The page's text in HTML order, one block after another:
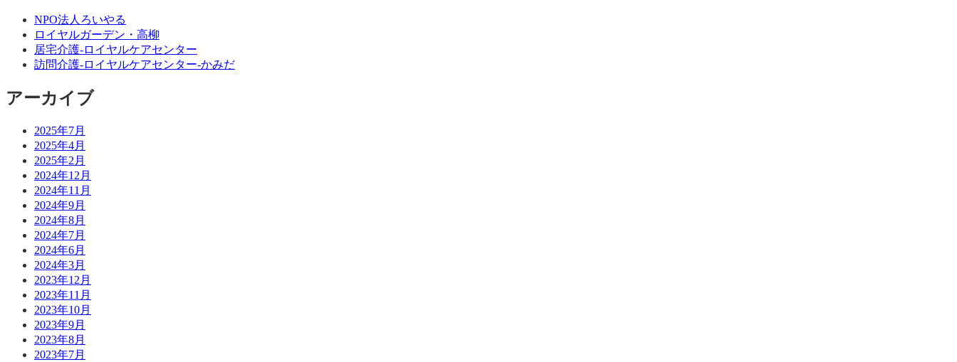
NPO法人ろいやる
ロイヤルガーデン・高柳
居宅介護-ロイヤルケアセンター
訪問介護-ロイヤルケアセンター-かみだ
アーカイブ
2025年7月
2025年4月
2025年2月
2024年12月
2024年11月
2024年9月
2024年8月
2024年7月
2024年6月
2024年3月
2023年12月
2023年11月
2023年10月
2023年9月
2023年8月
2023年7月